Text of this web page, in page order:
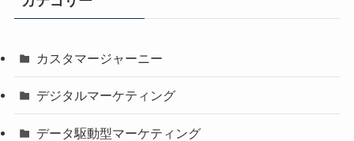
カスタマージャーニー
デジタルマーケティング
データ駆動型マーケティング